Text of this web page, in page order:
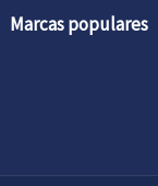
Marcas populares